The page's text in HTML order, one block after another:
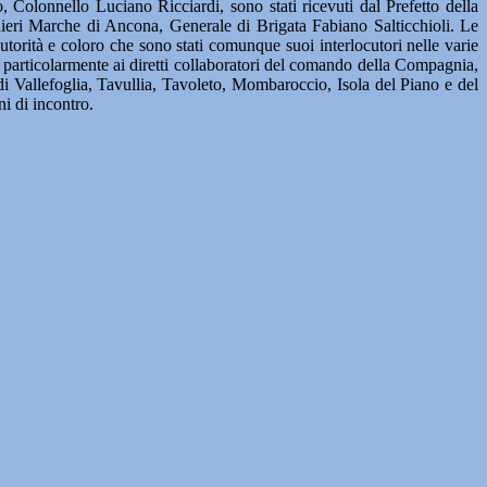
Luciano Ricciardi, sono stati ricevuti dal Prefetto della
Marche di Ancona, Generale di Brigata Fabiano Salticchioli. Le
e coloro che sono stati comunque suoi interlocutori nelle varie
ai diretti collaboratori del comando della Compagnia,
Tavullia, Tavoleto, Mombaroccio, Isola del Piano e del
di incontro.